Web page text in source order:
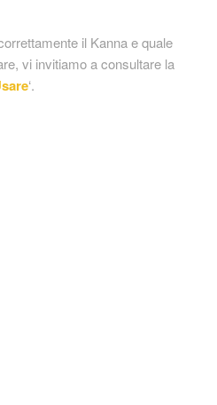
il Kanna e quale
vi invitiamo a consultare la
‘.